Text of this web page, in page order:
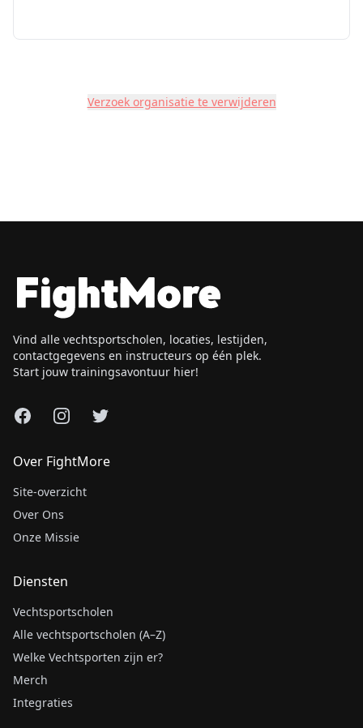
Verzoek organisatie te verwijderen
Vind alle vechtsportscholen, locaties, lestijden,
contactgegevens en instructeurs op één plek.
Start jouw trainingsavontuur hier!
FacebookInstagram
X
Over FightMore
Site-overzicht
Over Ons
Onze Missie
Diensten
Vechtsportscholen
Alle vechtsportscholen (A–Z)
Welke Vechtsporten zijn er?
Merch
Integraties